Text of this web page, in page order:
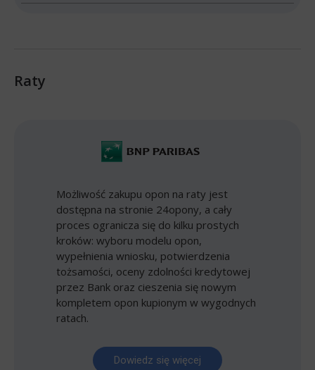
Raty
Możliwość zakupu opon na raty jest
dostępna na stronie 24opony, a cały
proces ogranicza się do kilku prostych
kroków: wyboru modelu opon,
wypełnienia wniosku, potwierdzenia
tożsamości, oceny zdolności kredytowej
przez Bank oraz cieszenia się nowym
kompletem opon kupionym w wygodnych
ratach.
Dowiedz się więcej